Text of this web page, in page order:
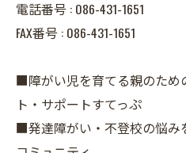
電話番号 : 086-431-1651
FAX番号 : 086-431-1651
■障がい児を育てる親のため
ト・サポートすてっぷ
■発達障がい・不登校の悩み